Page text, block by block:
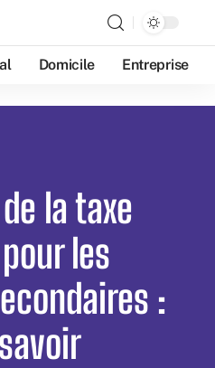
Domicile Entreprise
la taxe
les
: